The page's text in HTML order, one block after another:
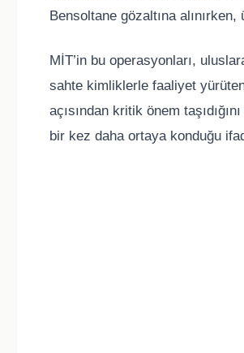
Bensoltane gözaltına
MİT’in bu operasyonları,
sahte kimliklerle faaliyet
açısından kritik önem
bir kez daha ortaya konduğu